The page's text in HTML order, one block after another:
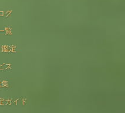
グ
覧
定
ス
ガイド